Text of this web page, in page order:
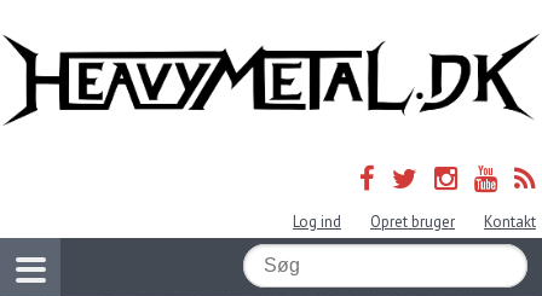
Log ind Opret bruger Kontakt